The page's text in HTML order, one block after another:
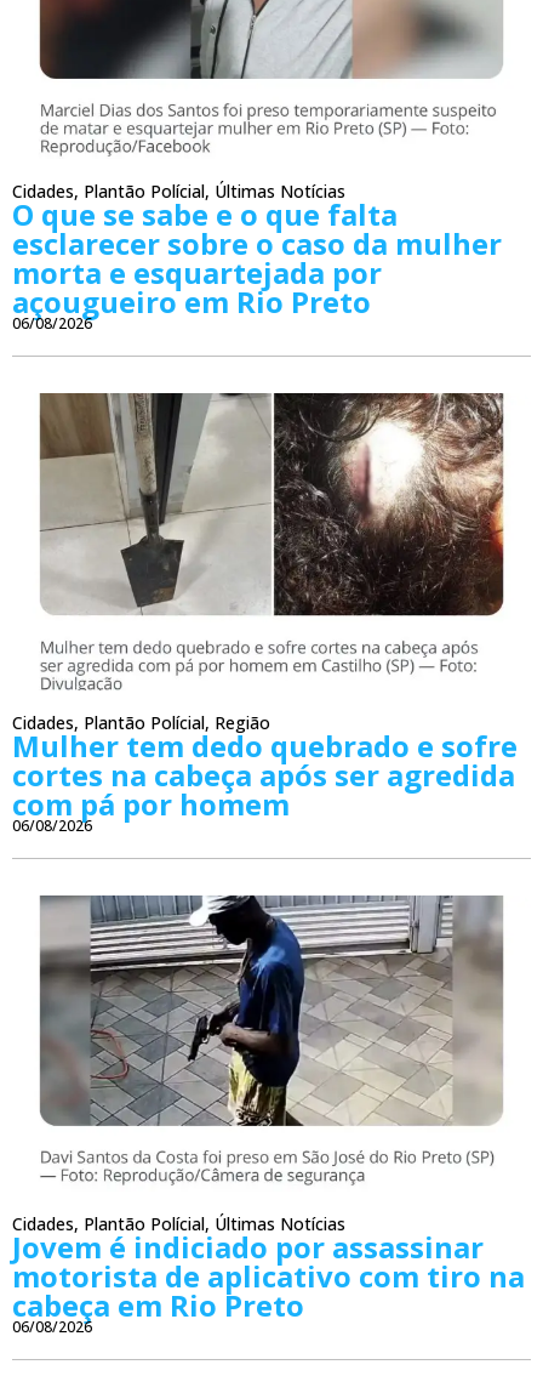
Cidades, Plantão Polícial, Últimas Notícias
O que se sabe e o que falta
esclarecer sobre o caso da mulher
morta e esquartejada por
açougueiro em Rio Preto
06/08/2026
Cidades, Plantão Polícial, Região
Mulher tem dedo quebrado e sofre
cortes na cabeça após ser agredida
com pá por homem
06/08/2026
Cidades, Plantão Polícial, Últimas Notícias
Jovem é indiciado por assassinar
motorista de aplicativo com tiro na
cabeça em Rio Preto
06/08/2026